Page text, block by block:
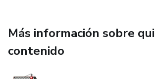
* Aplicación correcta de la NOM-019-
Más información sobre
contenido